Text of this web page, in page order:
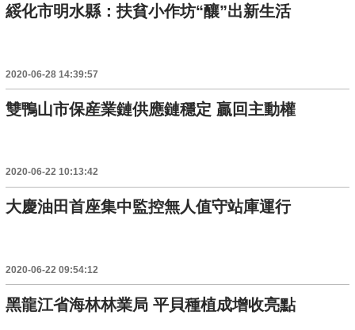
綏化市明水縣：扶貧小作坊“釀”出新生活
2020-06-28 14:39:57
雙鴨山市保産業鏈供應鏈穩定 贏回主動權
2020-06-22 10:13:42
大慶油田首座集中監控無人值守站庫運行
2020-06-22 09:54:12
黑龍江省海林林業局 平貝種植成增收亮點